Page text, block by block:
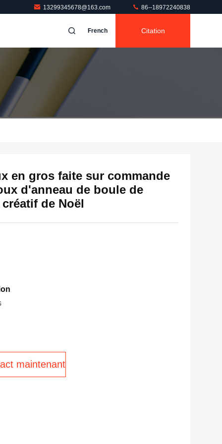
13299345678@163.com 86--18972240838
French Citation
en gros faite sur commande
d'anneau de boule de
de Noël
maintenant